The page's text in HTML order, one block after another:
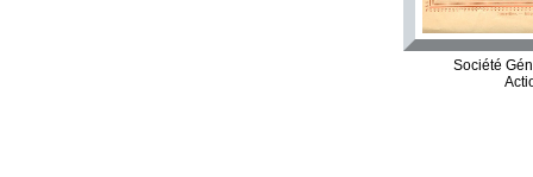
Société